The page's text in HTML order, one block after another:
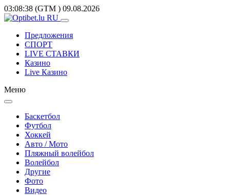
03:08:38 (GTM ) 09.08.2026
Предложения
СПОРТ
LIVE СТАВКИ
Казино
Live Казино
Меню
Баскетбол
Футбол
Хоккей
Авто / Мото
Пляжный волейбол
Волейбол
Другие
Фото
Видео